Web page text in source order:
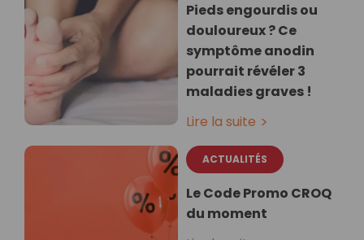
Pieds engourdis ou
douloureux ? Ce
symptôme anodin
pourrait révéler 3
maladies graves !
Lire la suite
ACTUALITÉS
Le Code Promo CROQ
du moment